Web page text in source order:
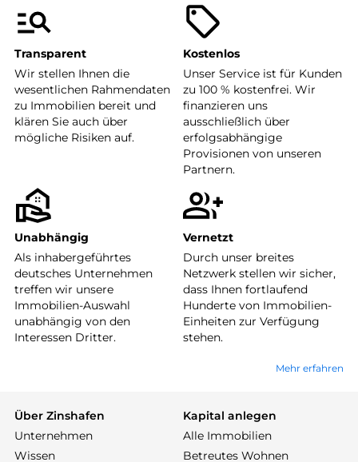
Transparent
Wir stellen Ihnen die
wesentlichen Rahmendaten
zu Immobilien bereit und
klären Sie auch über
mögliche Risiken auf.
Kostenlos
Unser Service ist für Kunden
zu 100 % kostenfrei. Wir
finanzieren uns
ausschließlich über
erfolgsabhängige
Provisionen von unseren
Partnern.
Unabhängig
Als inhabergeführtes
deutsches Unternehmen
treffen wir unsere
Immobilien-Auswahl
unabhängig von den
Interessen Dritter.
Vernetzt
Durch unser breites
Netzwerk stellen wir sicher,
dass Ihnen fortlaufend
Hunderte von Immobilien-
Einheiten zur Verfügung
stehen.
Mehr erfahren
Über Zinshafen
Unternehmen
Wissen
Kapital anlegen
Alle Immobilien
Betreutes Wohnen